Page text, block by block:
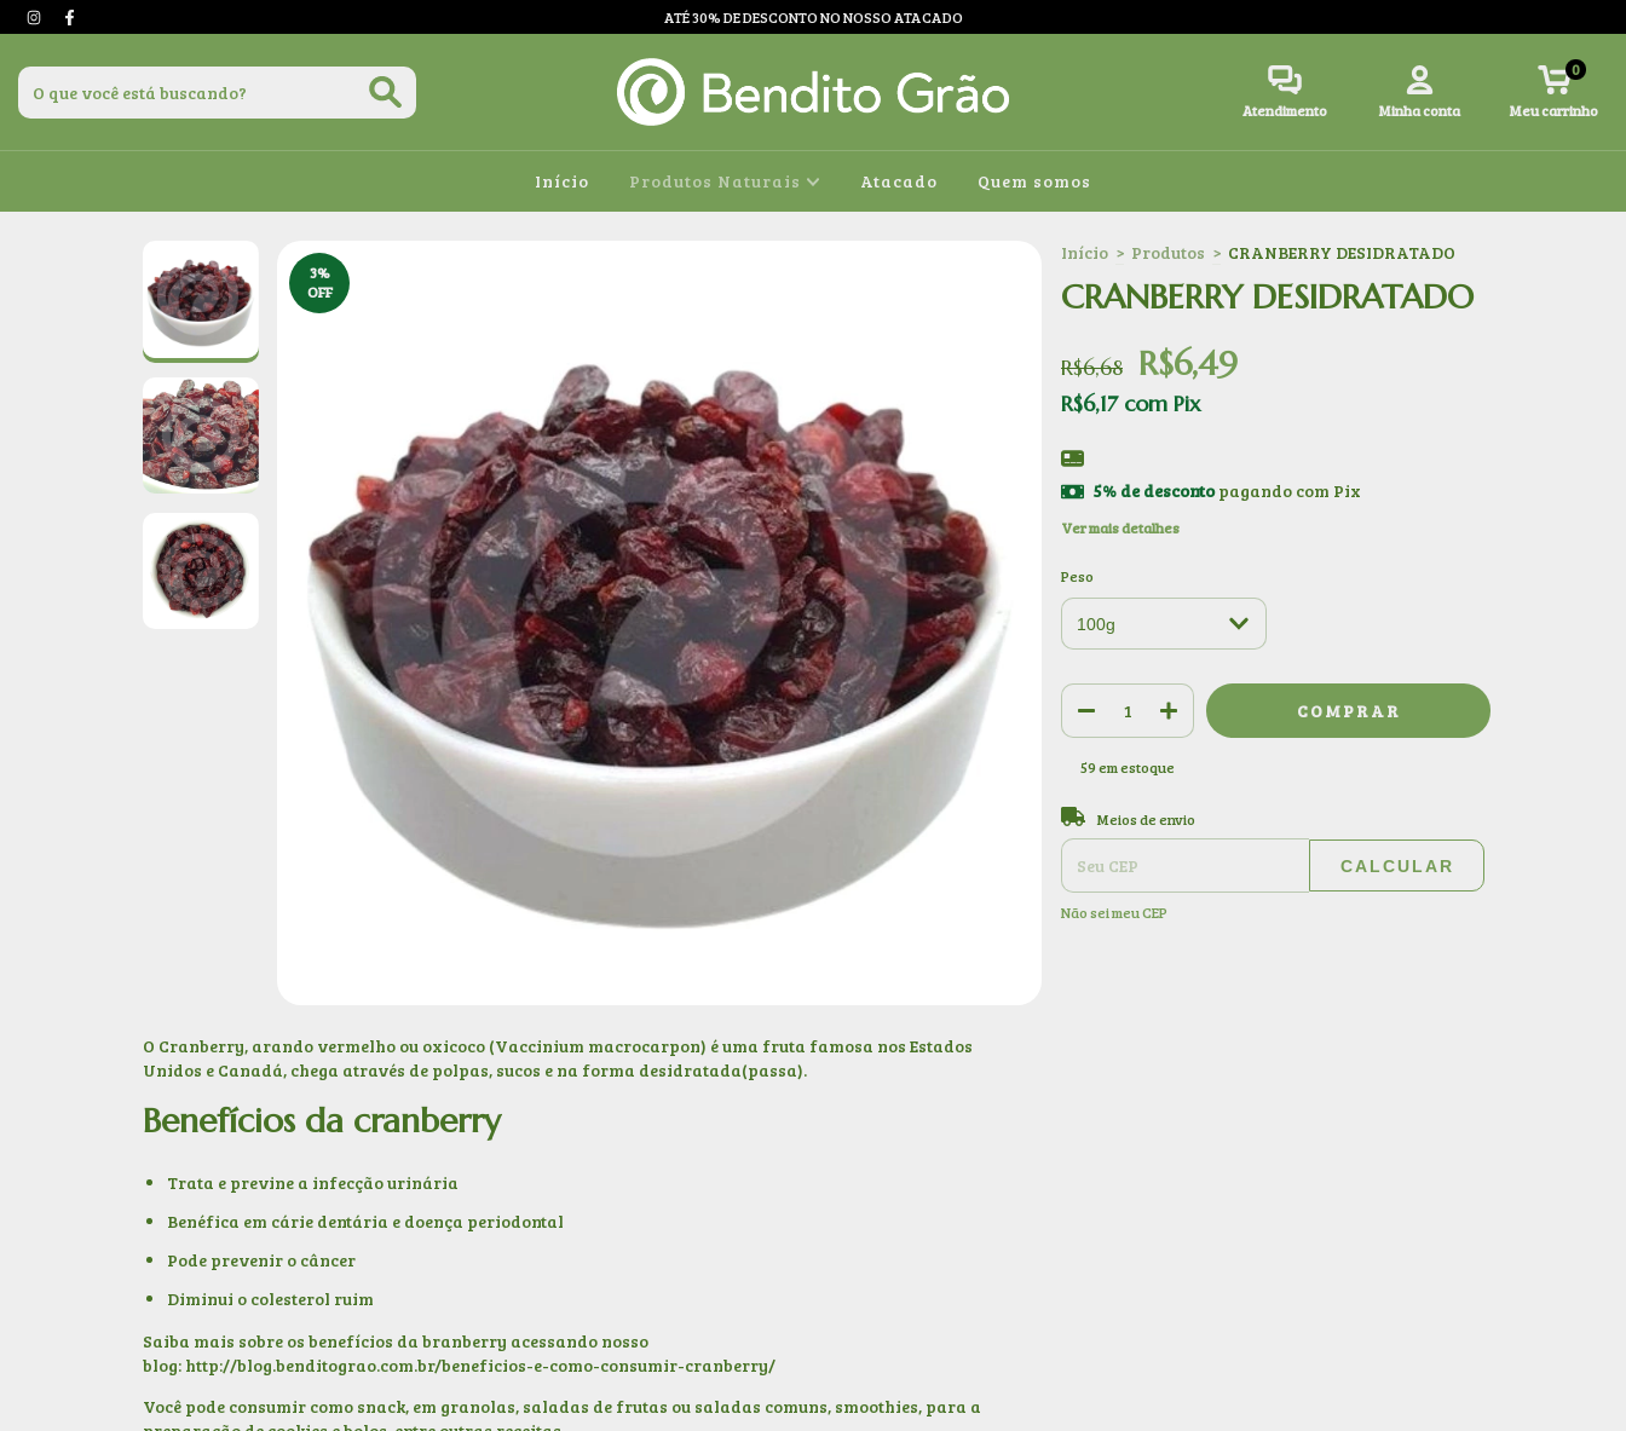
ATÉ 30% DE DESCONTO NO NOSSO ATACADO
Atendimento Minha conta Meu carrinho
0
Início Produtos Naturais Atacado Quem somos
3%
OFF
O Cranberry, arando vermelho ou oxicoco (Vaccinium macrocarpon) é uma fruta famosa nos Estados
Unidos e Canadá, chega através de polpas, sucos e na forma desidratada(passa).
Benefícios da cranberry
Trata e previne a infecção urinária
Benéfica em cárie dentária e doença periodontal
Pode prevenir o câncer
Diminui o colesterol ruim
Saiba mais sobre os benefícios da branberry acessando nosso
blog: http://blog.benditograo.com.br/beneficios-e-como-consumir-cranberry/
Você pode consumir como snack, em granolas, saladas de frutas ou saladas comuns, smoothies, para a
Início > Produtos > CRANBERRY DESIDRATADO
CRANBERRY DESIDRATADO
R$6,68 R$6,49
R$6,17 com Pix
5% de descontopagando com Pix
Ver mais detalhes
Peso
59em estoque
Entregas para o CEP:
Meios de envio
CALCULAR
Não sei meu CEP